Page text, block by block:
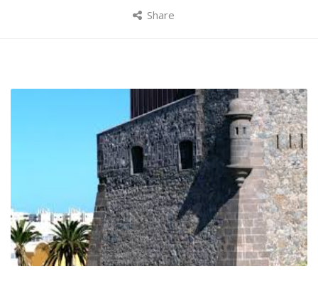
Share